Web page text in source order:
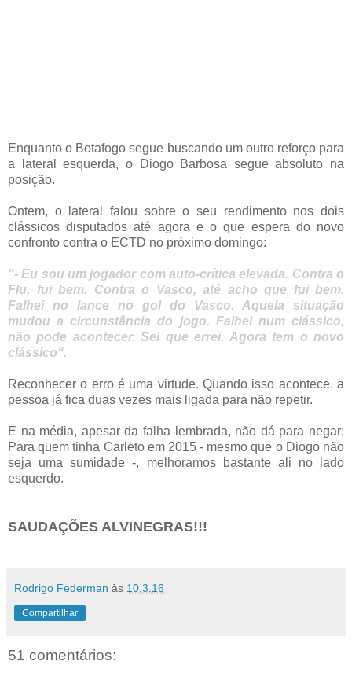
Enquanto o Botafogo segue buscando um outro reforço para
a lateral esquerda, o Diogo Barbosa segue absoluto na
posição.
Ontem, o lateral falou sobre o seu rendimento nos dois
clássicos disputados até agora e o que espera do novo
confronto contra o ECTD no próximo domingo:
"- Eu sou um jogador com auto-crítica elevada. Contra o
Flu, fui bem. Contra o Vasco, até acho que fui bem.
Falhei no lance no gol do Vasco. Aquela situação
mudou a circunstância do jogo. Falhei num clássico,
não pode acontecer. Sei que errei. Agora tem o novo
clássico".
Reconhecer o erro é uma virtude. Quando isso acontece, a
pessoa já fica duas vezes mais ligada para não repetir.
E na média, apesar da falha lembrada, não dá para negar:
Para quem tinha Carleto em 2015 - mesmo que o Diogo não
seja uma sumidade -, melhoramos bastante ali no lado
esquerdo.
SAUDAÇÕES ALVINEGRAS!!!
Rodrigo Federman às 10.3.16
Compartilhar
51 comentários: